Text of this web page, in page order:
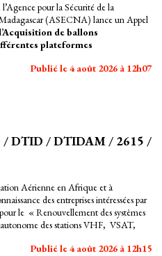
pour la Sécurité de la
(ASECNA) lance un Appel
de ballons
plateformes
Publié le 4 août 2026 à 12h07
/ DTID / DTIDAM / 2615 /
Aérienne en Afrique et à
des entreprises intéressées par
le « Renouvellement des systèmes
des stations VHF, VSAT,
Publié le 4 août 2026 à 12h15